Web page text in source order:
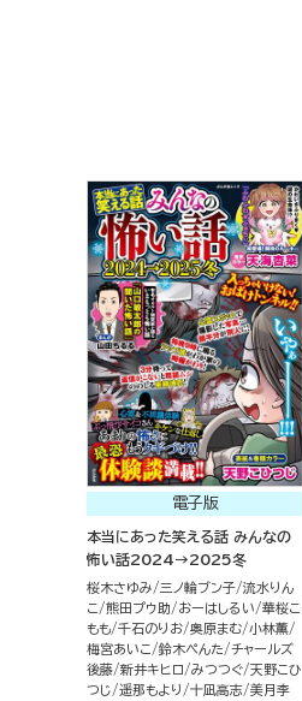
電子版
本当にあった笑える話 みんなの
怖い話2024→2025冬
桜木さゆみ 三ノ輪ブン子 流水りん
こ
熊田プウ助 おーはしるい
華桜こ
もも 千石のりお 奥原まむ 小林薫
梅宮あいこ
鈴木ぺんた
チャールズ
後藤 新井キヒロ みつつぐ 天野こひ
つじ
遥那もより 十凪高志 美月李